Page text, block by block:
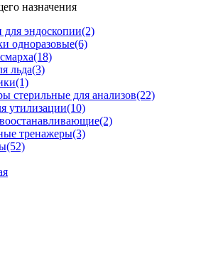
назначения
для эндоскопии(2)
одноразовые(6)
(18)
льда(3)
(1)
стерильные для анализов(22)
утилизации(10)
(2)
тренажеры(3)
(52)